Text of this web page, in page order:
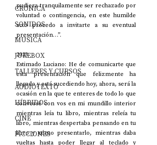
CRÓNICA
SONIDOS
MÚSICA
JUKEBOX
TALLERES Y CURSOS
AUDIOTEXTO
HÍBRIDOS
CINE
FICCIONES
pudiera tranquilamente ser rechazado por
voluntad o contingencia, en este humilde
acto procedo a invitarte a su eventual
presentación…”.
2023
Estimado Luciano: He de comunicarte que
esta presentación que felizmente ha
llegado y está sucediendo hoy, ahora, será la
ocasión en la que te enteres de todo lo que
conversé con vos en mi mundillo interior
mientras leía tu libro, mientras releía tu
libro, mientras despertaba pensando en tu
libro y cómo presentarlo, mientras daba
vueltas hasta poder llegar al teclado y